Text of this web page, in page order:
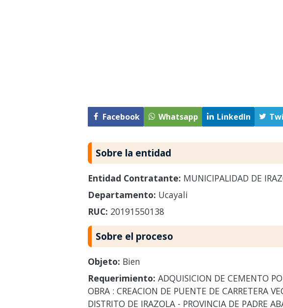
Facebook Whatsapp LinkedIn
Sobre la entidad
Entidad Contratante: MUNICIPALIDAD DE
Departamento: Ucayali
RUC: 20191550138
Sobre el proceso
Objeto: Bien
Requerimiento: ADQUISICION DE CEMENTO
OBRA : CREACION DE PUENTE DE CARRETERA
DISTRITO DE IRAZOLA - PROVINCIA DE PADRE